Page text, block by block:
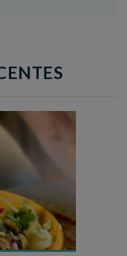
40 min
min
: 4